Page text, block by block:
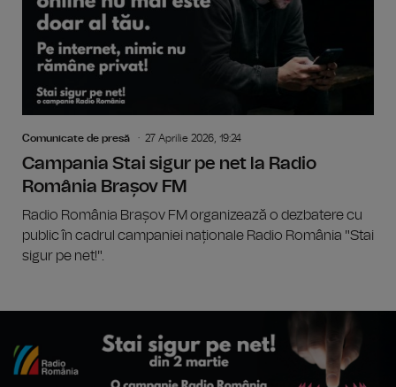
Comunicate de presă 27 Aprilie 2026, 19:24
Campania Stai sigur pe net la Radio
România Brașov FM
Radio România Brașov FM organizează o dezbatere cu
public în cadrul campaniei naționale Radio România "Stai
sigur pe net!".